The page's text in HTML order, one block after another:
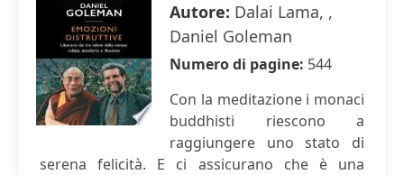
Autore: Dalai Lama, ,
Daniel Goleman
Numero di pagine: 544
Con la meditazione i monaci
buddhisti riescono a
raggiungere uno stato di
serena felicità. E ci assicurano che è una